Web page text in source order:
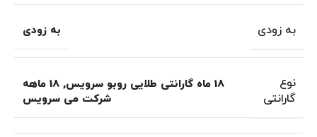
به زودی به زودی
نوع
گارانتی
18 ماه گارانتی طلایی روبو سرویس ,
18 ماهه
شرکت می سرویس